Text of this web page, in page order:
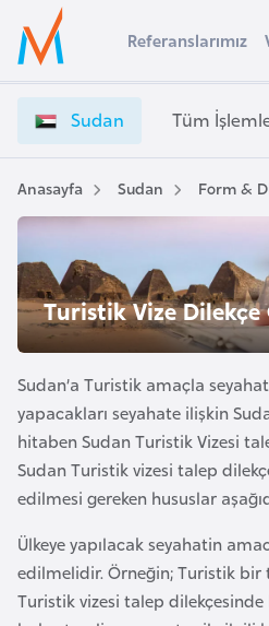
Ülke Seçimi
Başvuru yapmak istediğiniz ülkeyi seçin
Üye
Girişi
u
a
n
V
i
İ
ş
l
m
l
e
r
i
Referanslarımız
Sudan Tüm
Anasayfa Sudan Form &
Turistik Vize
Sudan’a Turistik amaçla
yapacakları seyahate ilişkin
hitaben Sudan Turistik Vizesi
Sudan Turistik vizesi talep
edilmesi gereken hususlar
Ülkeye yapılacak seyahatin
edilmelidir. Örneğin; Turistik bir
Turistik vizesi talep dilekçesinde
s
t
r
a
A
v
u
s
t
u
r
y
a
A
e